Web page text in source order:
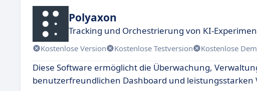
Polyaxon
Tracking und Orchestrierung von KI-
Kostenlose Version Kostenlose Testversion Kostenlose
Diese Software ermöglicht die Überwachung,
benutzerfreundlichen Dashboard und leistungsstarken